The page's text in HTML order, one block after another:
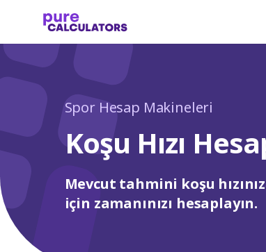
Spor Hesap Makineleri
Koşu Hızı
Mevcut tahmini koşu
için zamanınızı hesaplayın.